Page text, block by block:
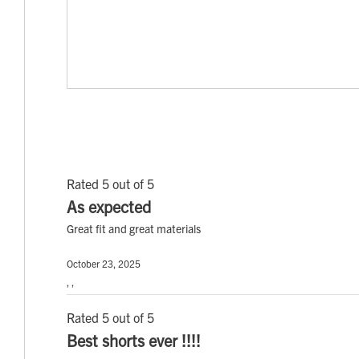
Rated 5 out of 5
As expected
Great fit and great materials
October 23, 2025
, ,
Rated 5 out of 5
Best shorts ever !!!!